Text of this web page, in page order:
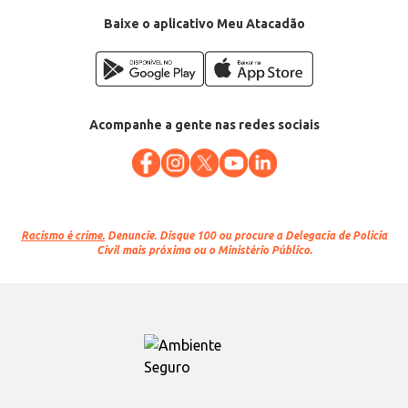
Baixe o aplicativo Meu Atacadão
Acompanhe a gente nas redes sociais
Racismo é crime. Denuncie. Disque 100 ou procure a Delegacia de Polícia
Civil mais próxima ou o Ministério Público.